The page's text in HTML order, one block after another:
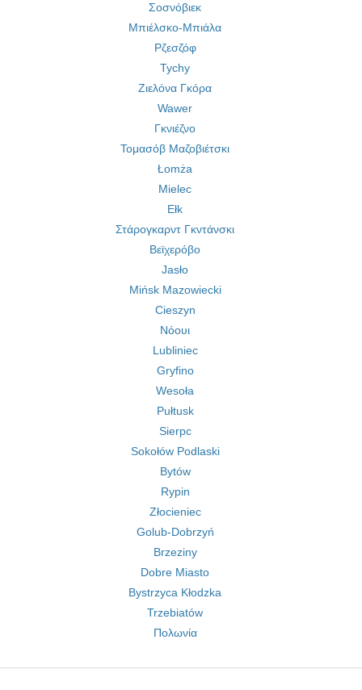
Σοσνόβιεκ
Μπιέλσκο-Μπιάλα
Ρζεσζόφ
Tychy
Ζιελόνα Γκόρα
Wawer
Γκνιέζνο
Τομασόβ Μαζοβιέτσκι
Łomża
Mielec
Ełk
Στάρογκαρντ Γκντάνσκι
Βεϊχερόβο
Jasło
Mińsk Mazowiecki
Cieszyn
Νόουι
Lubliniec
Gryfino
Wesoła
Pułtusk
Sierpc
Sokołów Podlaski
Bytów
Rypin
Złocieniec
Golub-Dobrzyń
Brzeziny
Dobre Miasto
Bystrzyca Kłodzka
Trzebiatów
Πολωνία